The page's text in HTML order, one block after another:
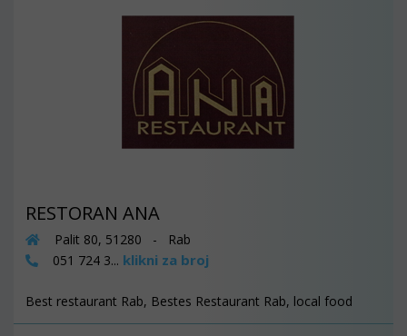
RESTORAN ANA
Palit 80, 51280 - Rab
051 724 3... klikni za broj
Best restaurant Rab, Bestes Restaurant Rab, local food